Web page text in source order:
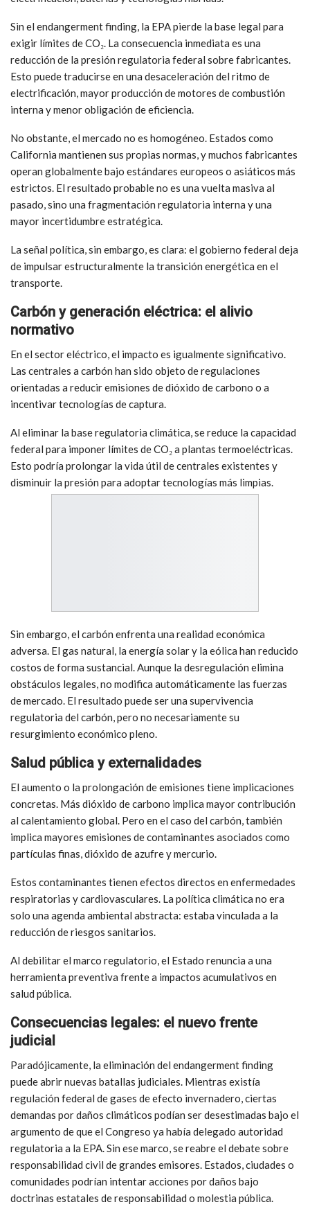
Sin el endangerment finding, la EPA pierde la base legal para
exigir límites de CO₂. La consecuencia inmediata es una
reducción de la presión regulatoria federal sobre fabricantes.
Esto puede traducirse en una desaceleración del ritmo de
electrificación, mayor producción de motores de combustión
interna y menor obligación de eficiencia.
No obstante, el mercado no es homogéneo. Estados como
California mantienen sus propias normas, y muchos fabricantes
operan globalmente bajo estándares europeos o asiáticos más
estrictos. El resultado probable no es una vuelta masiva al
pasado, sino una fragmentación regulatoria interna y una
mayor incertidumbre estratégica.
La señal política, sin embargo, es clara: el gobierno federal deja
de impulsar estructuralmente la transición energética en el
transporte.
Carbón y generación eléctrica: el alivio
normativo
En el sector eléctrico, el impacto es igualmente significativo.
Las centrales a carbón han sido objeto de regulaciones
orientadas a reducir emisiones de dióxido de carbono o a
incentivar tecnologías de captura.
Al eliminar la base regulatoria climática, se reduce la capacidad
federal para imponer límites de CO₂ a plantas termoeléctricas.
Esto podría prolongar la vida útil de centrales existentes y
disminuir la presión para adoptar tecnologías más limpias.
Sin embargo, el carbón enfrenta una realidad económica
adversa. El gas natural, la energía solar y la eólica han reducido
costos de forma sustancial. Aunque la desregulación elimina
obstáculos legales, no modifica automáticamente las fuerzas
de mercado. El resultado puede ser una supervivencia
regulatoria del carbón, pero no necesariamente su
resurgimiento económico pleno.
Salud pública y externalidades
El aumento o la prolongación de emisiones tiene implicaciones
concretas. Más dióxido de carbono implica mayor contribución
al calentamiento global. Pero en el caso del carbón, también
implica mayores emisiones de contaminantes asociados como
partículas finas, dióxido de azufre y mercurio.
Estos contaminantes tienen efectos directos en enfermedades
respiratorias y cardiovasculares. La política climática no era
solo una agenda ambiental abstracta: estaba vinculada a la
reducción de riesgos sanitarios.
Al debilitar el marco regulatorio, el Estado renuncia a una
herramienta preventiva frente a impactos acumulativos en
salud pública.
Consecuencias legales: el nuevo frente
judicial
Paradójicamente, la eliminación del endangerment finding
puede abrir nuevas batallas judiciales. Mientras existía
regulación federal de gases de efecto invernadero, ciertas
demandas por daños climáticos podían ser desestimadas bajo el
argumento de que el Congreso ya había delegado autoridad
regulatoria a la EPA. Sin ese marco, se reabre el debate sobre
responsabilidad civil de grandes emisores. Estados, ciudades o
comunidades podrían intentar acciones por daños bajo
doctrinas estatales de responsabilidad o molestia pública.